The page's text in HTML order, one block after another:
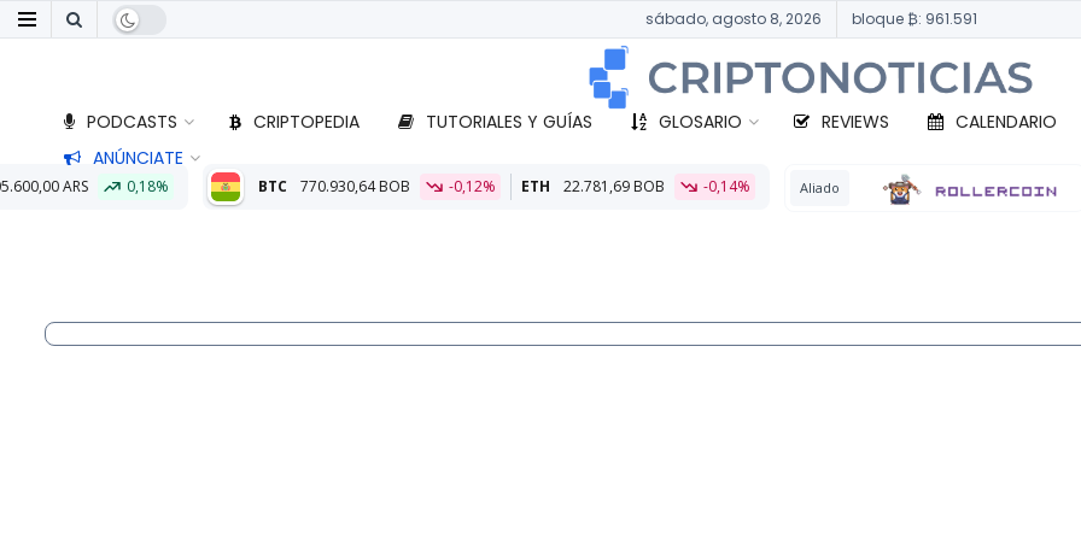
sábado, agosto 8, 2026 bloque ₿: 961.591
PODCASTS CRIPTOPEDIA TUTORIALES Y GUÍAS GLOSARIO REVIEWS CALENDARIO
ANÚNCIATE
BTC 770.930,64 BOB -0,12% ETH 22.781,69 BOB -0,14% Aliado BTC